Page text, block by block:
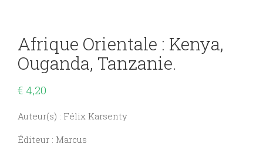
Afrique Orientale : Kenya,
Ouganda, Tanzanie.
€ 4,20
Auteur(s) : Félix Karsenty
Éditeur : Marcus